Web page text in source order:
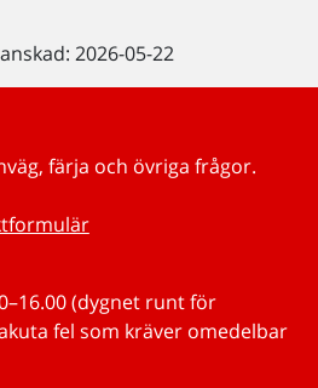
2026-05-22
färja och övriga frågor.
(dygnet runt för
fel som kräver omedelbar